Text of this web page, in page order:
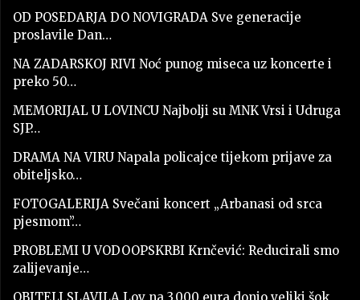
OD POSEDARJA DO NOVIGRADA Sve generacije
proslavile Dan…
NA ZADARSKOJ RIVI Noć punog miseca uz koncerte i
preko 50…
MEMORIJAL U LOVINCU Najbolji su MNK Vrsi i Udruga
SJP…
DRAMA NA VIRU Napala policajce tijekom prijave za
obiteljsko…
FOTOGALERIJA Svečani koncert „Arbanasi od srca
pjesmom”…
PROBLEMI U VODOOPSKRBI Krnčević: Reducirali smo
zalijevanje…